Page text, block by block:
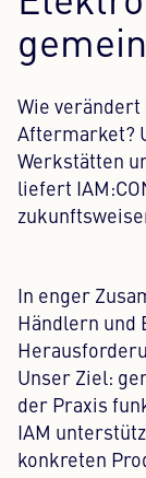
Wie
Aftermarket?
Werkstätten
liefert
In enger
Händlern und
Unser Ziel:
der Praxis
IAM
konkreten